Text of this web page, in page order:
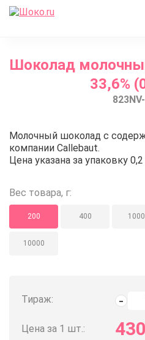
Каталог
Шоколад Barry Callebaut
Молочный шоколад
Шоколад
33,6%
Шоколад
Молочный шоколад с
компании Callebaut.
Цена указана за упаковку 0,2
Вес товара, г:
200 400 1000
10000
Тираж:
Цена за 1 шт.: 430